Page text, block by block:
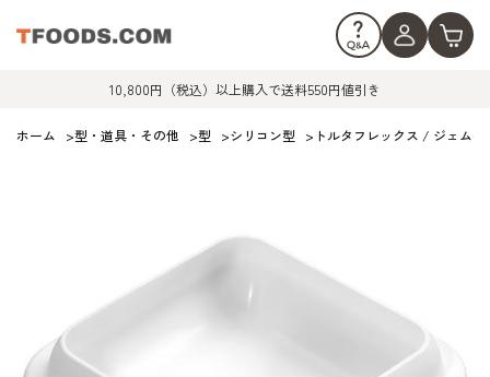
10,800円（税込）以上購入で送料550円値引き
ホーム >型・道具・その他 >型 >シリコン型 > トルタフレックス / ジェム